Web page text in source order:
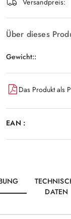
Über dieses
Gewicht::
Das Produkt als
EAN :
DATEN